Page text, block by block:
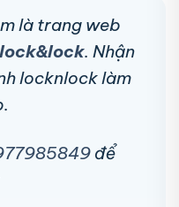
là trang web
. Nhận
locknlock làm
để